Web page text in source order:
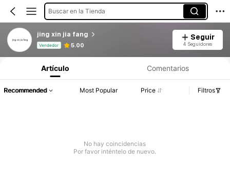
Buscar en la Tienda
jing xin jia fang
Vendedor 5.00
Seguir
4 Seguidores
Artículo Comentarios
Recommended Most Popular Price Filtros
No hay coincidencias
Por favor inténtelo de nuevo.